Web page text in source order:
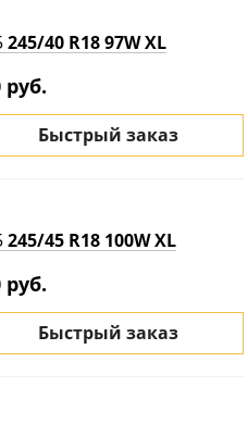
245/40 R18 97W XL
руб.
Быстрый заказ
245/45 R18 100W XL
руб.
Быстрый заказ